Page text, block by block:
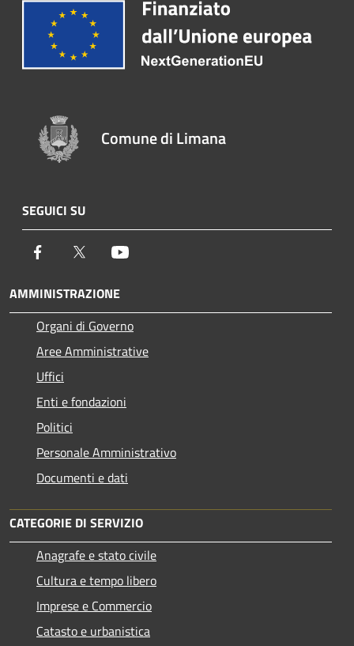
Comune di Limana
SEGUICI SU
Facebook Twitter
AMMINISTRAZIONE
Organi di Governo
Aree Amministrative
Uffici
Enti e fondazioni
Politici
Personale Amministrativo
Documenti e dati
CATEGORIE DI SERVIZIO
Anagrafe e stato civile
Cultura e tempo libero
Imprese e Commercio
Catasto e urbanistica